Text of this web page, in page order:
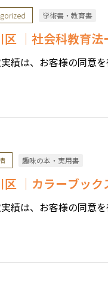
学術書・教育書
｜社会科教育
績は、お客様の同意
趣味の本・実用書
｜カラーブッ
績は、お客様の同意